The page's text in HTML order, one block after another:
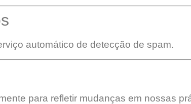
automático de detecção de spam.
para refletir mudanças em nossas